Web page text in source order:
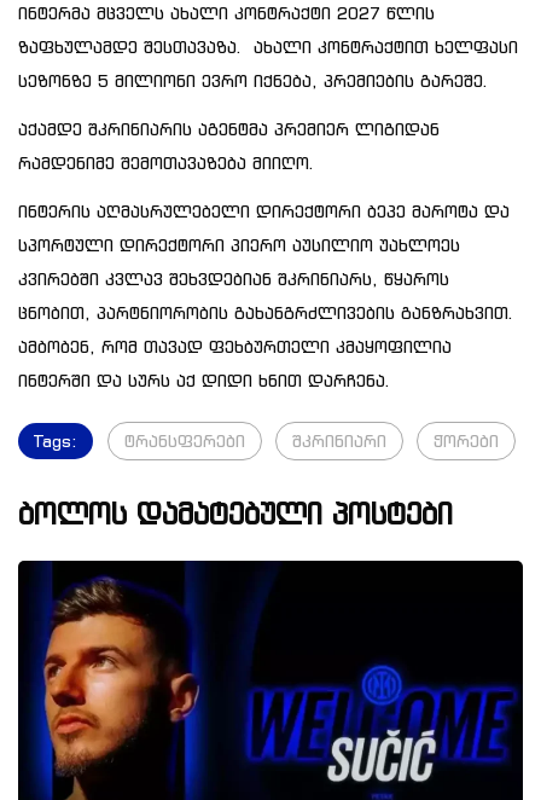
ინტერმა მცველს ახალი კონტრაქტი 2027 წლის
ზაფხულამდე შესთავაზა. ახალი კონტრაქტით ხელფასი
სეზონზე 5 მილიონი ევრო იქნება, პრემიების გარეშე.
აქამდე შკრინიარის აგენტმა პრემიერ ლიგიდან
რამდენიმე შემოთავაზება მიიღო.
ინტერის აღმასრულებელი დირექტორი ბეპე მაროტა და
სპორტული დირექტორი პიერო აუსილიო უახლოეს
კვირებში კვლავ შეხვდებიან შკრინიარს, წყაროს
ცნობით, პარტნიორობის გახანგრძლივების განზრახვით.
ამბობენ, რომ თავად ფეხბურთელი კმაყოფილია
ინტერში და სურს აქ დიდი ხნით დარჩენა.
Tags: ტრანსფერები შკრინიარი ჭორები
ბოლოს დამატებული პოსტები